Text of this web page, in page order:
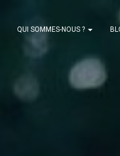
QUI SOMMES-NOUS ?